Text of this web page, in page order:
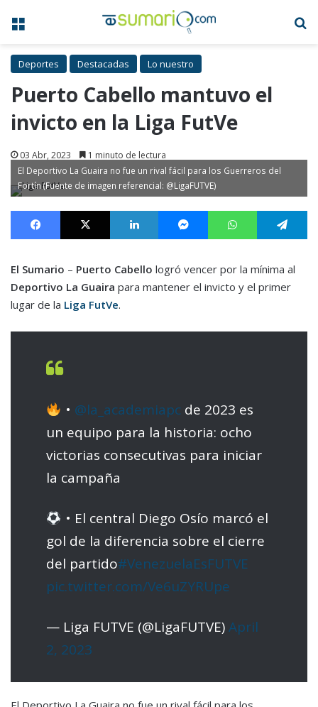
Menú
Deportes Destacadas Lo nuestro
Puerto Cabello mantuvo el
invicto en la Liga FutVe
03 Abr, 2023 1 minuto de lectura
El Deportivo La Guaira no fue un rival fácil para los Guerreros del
Fortín (Fuente de imagen referencial: @LigaFUTVE)
Facebook X LinkedIn MessengerWhatsApp
El Sumario – Puerto Cabello logró vencer por la mínima al
Deportivo La Guaira para mantener el invicto y el primer
lugar de la Liga FutVe.
• @la_academiapc de 2023 es
un equipo para la historia: ocho
victorias consecutivas para iniciar
la campaña
• El central Diego Osío marcó el
gol de la diferencia sobre el cierre
del partido#VenezuelaEsFUTVE
pic.twitter.com/Ve6uZYRUpe
— Liga FUTVE (@LigaFUTVE)April
2, 2023